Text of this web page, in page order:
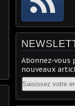
Abonnez-vous
nouveaux
Email